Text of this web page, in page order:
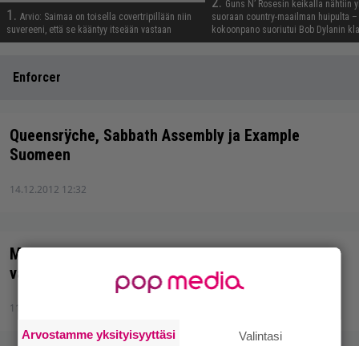
1. Arvio: Saimaa on toisella covertripillään niin
suvereeni, että se kääntyy itseään vastaan
Guns N’ Rosesin keikalla nähtiin
suoraan country-maailman huipulta
kokoonpano suoriutui Bob Dylanin
Enforcer
Queensrÿche, Sabbath Assembly ja Example
Suomeen
14.12.2012 12:32
Metallimuusikot kolareissa, Slipknot-haudalla
vandaaleja
11.11.2010 18:51
Arvostamme yksityisyyttäsi
Valintasi